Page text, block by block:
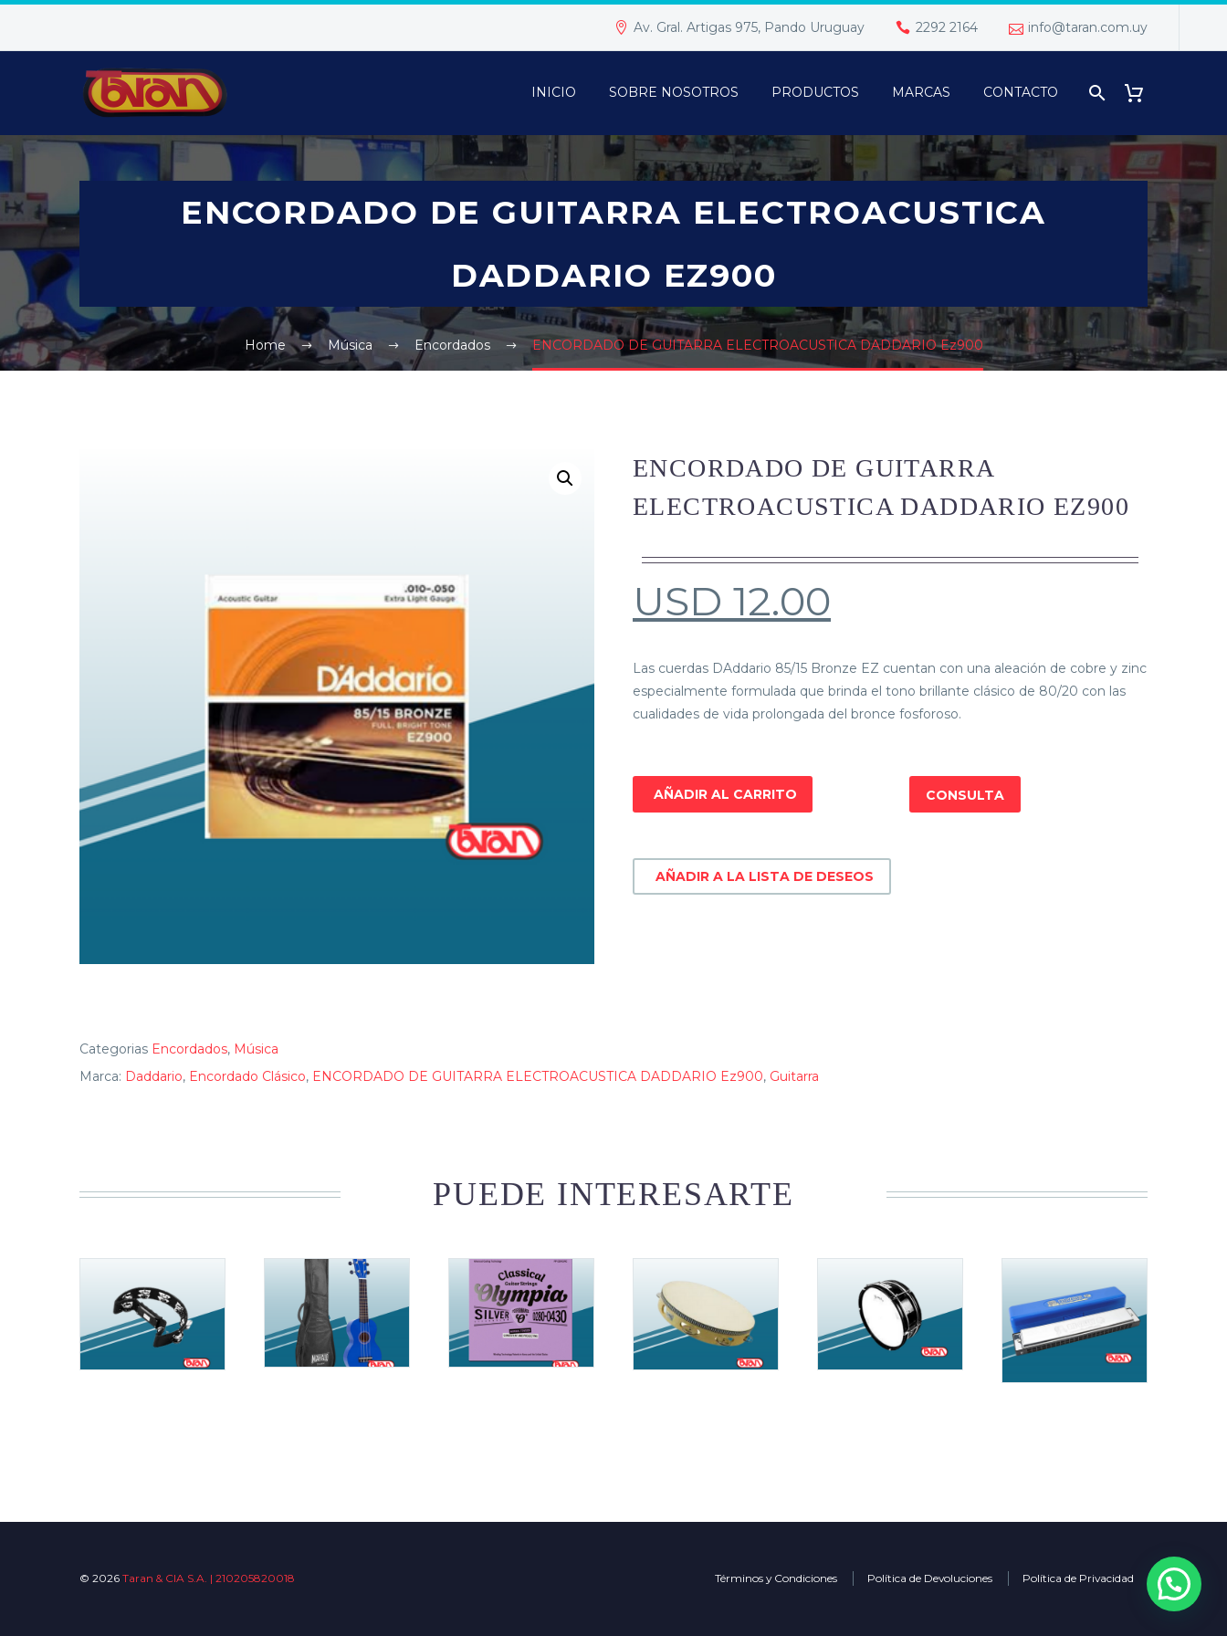
Av. Gral. Artigas 975, Pando Uruguay 2292 2164 info@taran.com.uy
INICIO SOBRE NOSOTROS PRODUCTOS MARCAS CONTACTO
ENCORDADO DE GUITARRA ELECTROACUSTICA
DADDARIO EZ900
Home Música Encordados ENCORDADO DE GUITARRA ELECTROACUSTICA DADDARIO Ez900
ENCORDADO DE GUITARRA
ELECTROACUSTICA DADDARIO EZ900
USD 12.00
Las cuerdas DAddario 85/15 Bronze EZ cuentan con una aleación de cobre y zinc
especialmente formulada que brinda el tono brillante clásico de 80/20 con las
cualidades de vida prolongada del bronce fosforoso.
AÑADIR AL CARRITO
AÑADIR A LA LISTA DE DESEOS
CONSULTA
Categorias Encordados, Música
Marca: Daddario, Encordado Clásico, ENCORDADO DE GUITARRA ELECTROACUSTICA DADDARIO Ez900, Guitarra
PUEDE INTERESARTE
© 2026 Taran & CIA S.A. | 210205820018 Términos y Condiciones Política de Devoluciones Política de Privacidad